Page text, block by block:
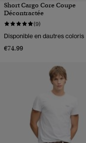
Short Cargo Core Coupe
Décontractée
(9)
Disponible en dautres coloris
€74.99